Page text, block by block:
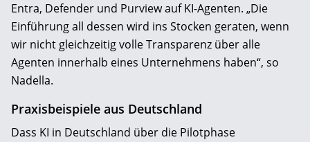
Entra, Defender und Purview auf KI-Agenten. „Die
Einführung all dessen wird ins Stocken geraten, wenn
wir nicht gleichzeitig volle Transparenz über alle
Agenten innerhalb eines Unternehmens haben“, so
Nadella.
Praxisbeispiele aus Deutschland
Dass KI in Deutschland über die Pilotphase